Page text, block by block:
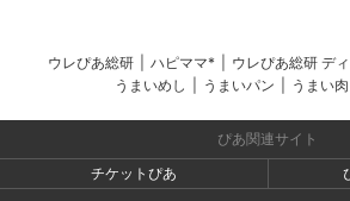
ウレぴあ総研 ハピママ* ウレぴあ総研 デ
うまいめし
うまいパン うまい肉
ぴあ関連サイト
チケットぴあ